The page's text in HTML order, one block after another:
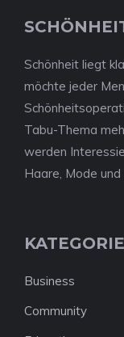
Schönheit liegt
möchte jeder
Tabu-Thema
werden
Haare, Mode
Business
Community